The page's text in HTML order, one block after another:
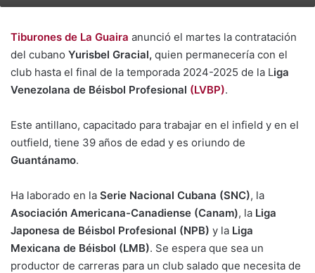
Tiburones de La Guaira anunció el martes la contratación
del cubano Yurisbel Gracial, quien permanecería con el
club hasta el final de la temporada 2024-2025 de la Liga
Venezolana de Béisbol Profesional (LVBP).
Este antillano, capacitado para trabajar en el infield y en el
outfield, tiene 39 años de edad y es oriundo de
Guantánamo.
Ha laborado en la Serie Nacional Cubana (SNC), la
Asociación Americana-Canadiense (Canam), la Liga
Japonesa de Béisbol Profesional (NPB) y la Liga
Mexicana de Béisbol (LMB). Se espera que sea un
productor de carreras para un club salado que necesita de